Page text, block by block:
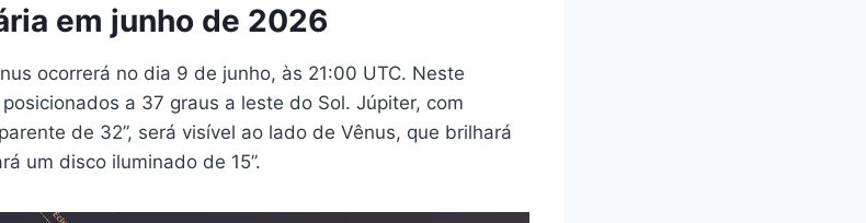
em junho de 2026
ocorrerá no dia 9 de junho, às 21:00 UTC. Neste
a 37 graus a leste do Sol. Júpiter, com
de 32”, será visível ao lado de Vênus, que brilhará
um disco iluminado de 15”.